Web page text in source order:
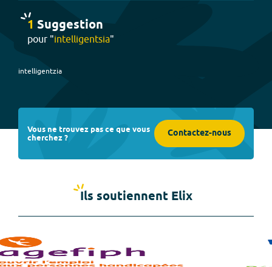
1 Suggestion
pour "intelligentsia"
intelligentzia
Vous ne trouvez pas ce que vous
cherchez ? Contactez-nous
Ils soutiennent Elix